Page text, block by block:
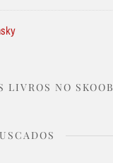
LIVROS NO SKOOB